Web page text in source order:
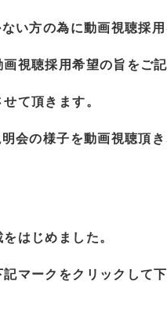
い方の為に動画視聴採用
視聴採用希望の旨をご記
て頂きます。
会の様子を動画視聴頂
はじめました。
マークをクリックして下